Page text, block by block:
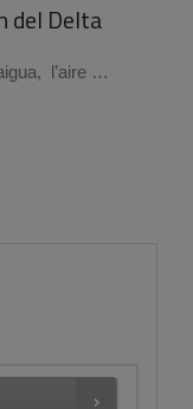
del Delta
l’aire …